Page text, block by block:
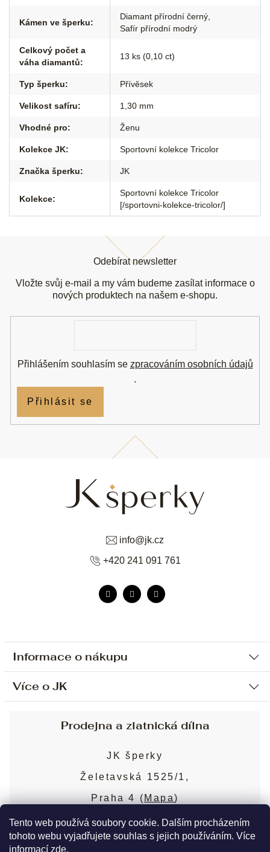
Tento web používá soubory cookie. Dalším procházením
tohoto webu vyjadřujete souhlas s jejich používáním. Více
informací zde.
Kámen ve šperku:
Diamant přírodní černý
Safír přírodní modrý
Celkový počet a
váha diamantů:
13 ks (0,10 ct)
Typ šperku: Přívěsek
Velikost safíru: 1,30 mm
Vhodné pro: Ženu
Kolekce JK: Sportovní kolekce Tricolor
Značka šperku: JK
Kolekce:
Sportovní kolekce Tricolor
[/sportovni-kolekce-tricolor/]
Informace o nákupu
Ochrana osobních údajů
Sjednání osobní schůzky
Obchodní podmínky
Puncovní značky
Více o JK
Blog
Nejčastější dotazy
info@jk.cz
+420 241 091 761
Odebírat newsletter
Vložte svůj e-mail a my vám budeme zasílat informace o
nových produktech na našem e-shopu.
Přihlášením souhlasím se zpracováním osobních údajů
.
Přihlásit se
Prodejna a zlatnická dílna
JK šperky
Želetavská 1525/1,
Praha 4 ( Mapa)
Více o prodejně